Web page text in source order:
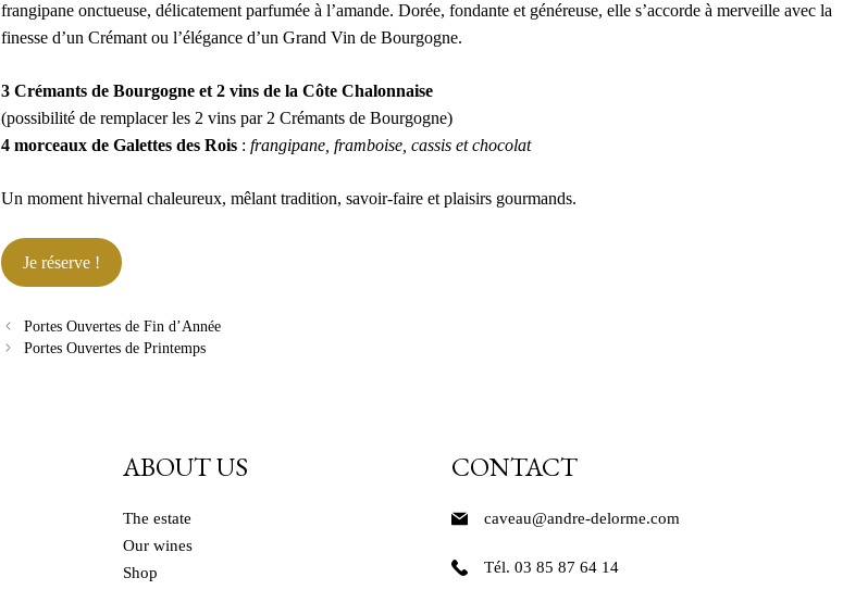
frangipane onctueuse, délicatement parfumée à l’amande. Dorée, fondante et généreuse, elle s’accorde à merveille avec la
finesse d’un Crémant ou l’élégance d’un Grand Vin de Bourgogne.
3 Crémants de Bourgogne et 2 vins de la Côte Chalonnaise
(possibilité de remplacer les 2 vins par 2 Crémants de Bourgogne)
4 morceaux de Galettes des Rois : frangipane, framboise, cassis et chocolat
Un moment hivernal chaleureux, mêlant tradition, savoir-faire et plaisirs gourmands.
Je réserve !
Portes Ouvertes de Fin d’Année
Portes Ouvertes de Printemps
ABOUT US
The estate
Our wines
Shop
CONTACT
caveau@andre-delorme.com
Tél. 03 85 87 64 14